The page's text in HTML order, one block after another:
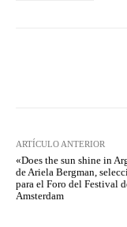
ARTÍCULO ANTERIOR
«Does the sun shine in
de Ariela Bergman,
para el Foro del Festival
Amsterdam